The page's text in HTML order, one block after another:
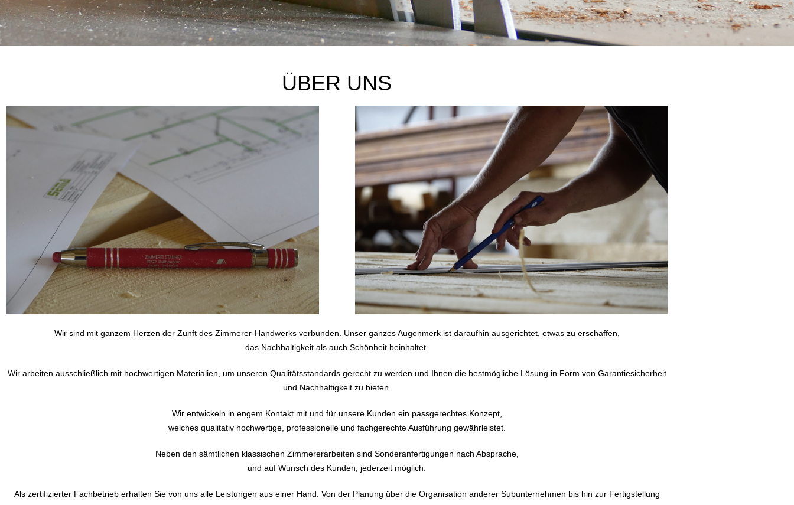
ÜBER UNS
Wir sind mit ganzem Herzen der Zunft des Zimmerer-Handwerks verbunden. Unser ganzes Augenmerk ist daraufhin ausgerichtet, etwas zu erschaffen,
das Nachhaltigkeit als auch Schönheit beinhaltet.
Wir arbeiten ausschließlich mit hochwertigen Materialien, um unseren Qualitätsstandards gerecht zu werden und Ihnen die bestmögliche Lösung in Form von Garantiesicherheit
und Nachhaltigkeit zu bieten.
Wir entwickeln in engem Kontakt mit und für unsere Kunden ein passgerechtes Konzept,
welches qualitativ hochwertige, professionelle und fachgerechte Ausführung gewährleistet.
Neben den sämtlichen klassischen Zimmererarbeiten sind Sonderanfertigungen nach Absprache,
und auf Wunsch des Kunden, jederzeit möglich.
Als zertifizierter Fachbetrieb erhalten Sie von uns alle Leistungen aus einer Hand. Von der Planung über die Organisation anderer Subunternehmen bis hin zur Fertigstellung